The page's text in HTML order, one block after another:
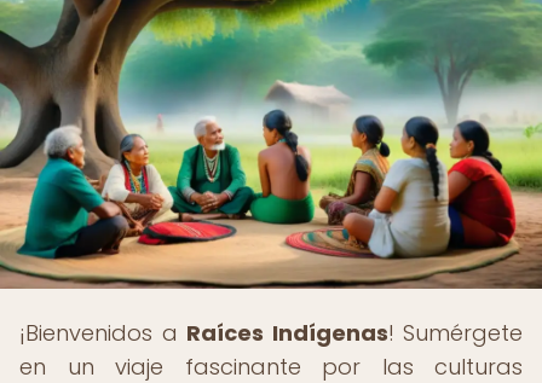
¡Bienvenidos a Raíces Indígenas! Sumérgete
en un viaje fascinante por las culturas